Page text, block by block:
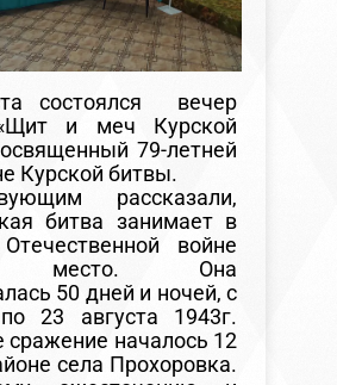
состоялся вечер
и меч Курской
79-летней
Курской битвы.
рассказали,
битва занимает в
войне
место. Она
50 дней и ночей, с
23 августа 1943г.
сражение началось 12
села Прохоровка.